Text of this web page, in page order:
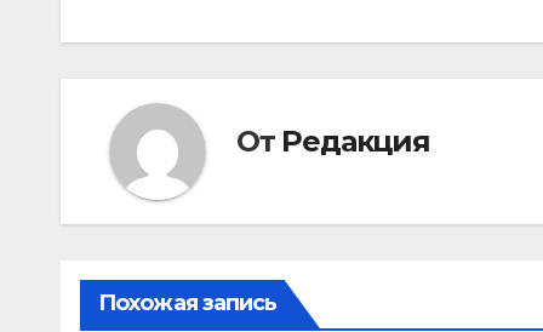
записям
От Редакция
Похожая запись